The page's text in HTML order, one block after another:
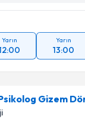
Yarın Yarın
13:00
Gizem